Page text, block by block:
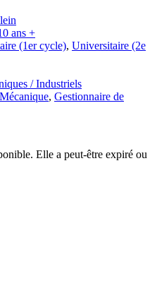
ans +
(1er cycle), Universitaire (2e
/ Industriels
, Gestionnaire de
Elle a peut-être expiré ou